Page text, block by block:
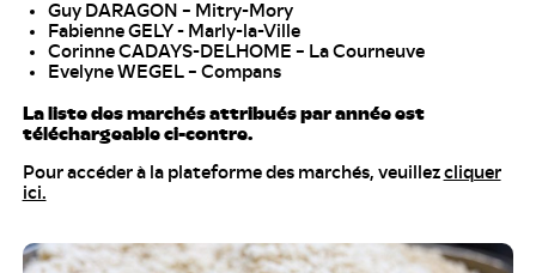
Guy DARAGON – Mitry-Mory
Fabienne GELY - Marly-la-Ville
Corinne CADAYS-DELHOME – La Courneuve
Evelyne WEGEL – Compans
La liste des marchés attribués par année est
téléchargeable ci-contre.
Pour accéder à la plateforme des marchés, veuillez cliquer
ici.